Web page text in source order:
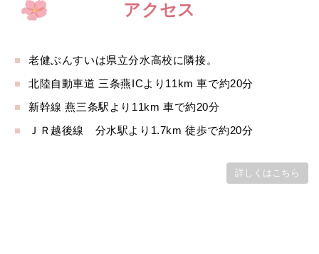
アクセス
老健ぶんすいは県立分水高校に隣接。
北陸自動車道 三条燕ICより11km 車で約20分
新幹線 燕三条駅より11km 車で約20分
ＪＲ越後線 分水駅より1.7km 徒歩で約20分
詳しくはこちら